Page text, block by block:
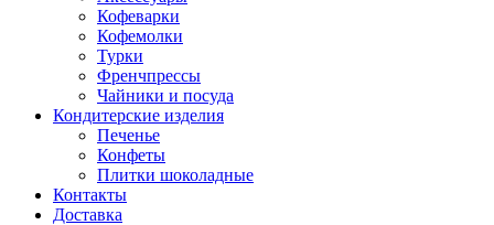
Кофеварки
Кофемолки
Турки
Френчпрессы
Чайники и посуда
Кондитерские изделия
Печенье
Конфеты
Плитки шоколадные
Контакты
Доставка